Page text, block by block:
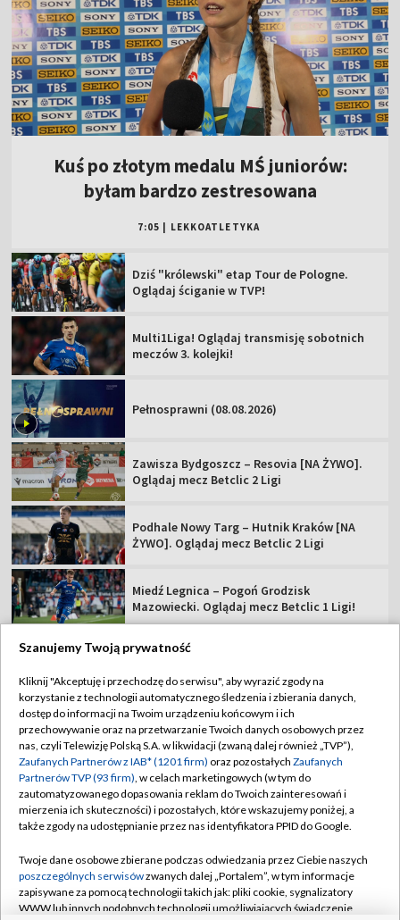
Kuś po złotym medalu MŚ juniorów:
byłam bardzo zestresowana
7:05 LEKKOATLETYKA
Dziś "królewski" etap Tour de Pologne.
Oglądaj ściganie w TVP!
Multi1Liga! Oglądaj transmisję sobotnich
meczów 3. kolejki!
Pełnosprawni (08.08.2026)
Zawisza Bydgoszcz – Resovia [NA ŻYWO].
Oglądaj mecz Betclic 2 Ligi
Podhale Nowy Targ – Hutnik Kraków [NA
ŻYWO]. Oglądaj mecz Betclic 2 Ligi
Miedź Legnica – Pogoń Grodzisk
Mazowiecki. Oglądaj mecz Betclic 1 Ligi!
TVP
Abonament TVP
Sklep TVP
Biuro Reklamy
Oferta Handlowa
Emisja w TVP
Rada Programowa
Regulamin TVP
Polityka prywatności
Moje zgody
Biuro reklamy
Kanały
Szanujemy Twoją prywatność
Kliknij "Akceptuję i przechodzę do serwisu", aby wyrazić zgody na
korzystanie z technologii automatycznego śledzenia i zbierania danych,
dostęp do informacji na Twoim urządzeniu końcowym i ich
przechowywanie oraz na przetwarzanie Twoich danych osobowych przez
nas, czyli Telewizję Polską S.A. w likwidacji (zwaną dalej również „TVP”),
Zaufanych Partnerów z IAB* (1201 firm) oraz pozostałych Zaufanych
Partnerów TVP (93 firm), w celach marketingowych (w tym do
zautomatyzowanego dopasowania reklam do Twoich zainteresowań i
mierzenia ich skuteczności) i pozostałych, które wskazujemy poniżej, a
także zgody na udostępnianie przez nas identyfikatora PPID do Google.
Twoje dane osobowe zbierane podczas odwiedzania przez Ciebie naszych
poszczególnych serwisówzwanych dalej „Portalem”, w tym informacje
zapisywane za pomocą technologii takich jak: pliki cookie, sygnalizatory
WWW lub innych podobnych technologii umożliwiających świadczenie